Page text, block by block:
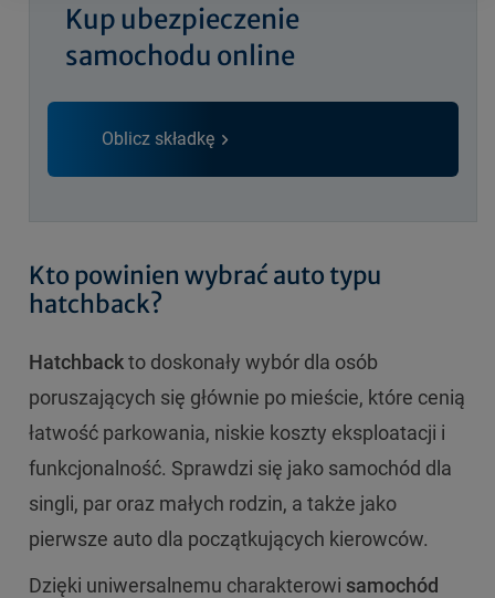
Kup ubezpieczenie
samochodu online
Oblicz składkę
Kto powinien wybrać auto typu
hatchback?
Hatchbackto doskonały wybór dla osób
poruszających się głównie po mieście, które cenią
łatwość parkowania, niskie koszty eksploatacji i
funkcjonalność. Sprawdzi się jako samochód dla
singli, par oraz małych rodzin, a także jako
pierwsze auto dla początkujących kierowców.
Dzięki uniwersalnemu charakterowi samochód